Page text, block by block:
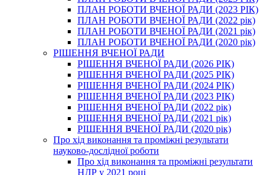
ПЛАН РОБОТИ ВЧЕНОЇ РАДИ (2023 РІК)
ПЛАН РОБОТИ ВЧЕНОЇ РАДИ (2022 рік)
ПЛАН РОБОТИ ВЧЕНОЇ РАДИ (2021 рік)
ПЛАН РОБОТИ ВЧЕНОЇ РАДИ (2020 рік)
РІШЕННЯ ВЧЕНОЇ РАДИ
РІШЕННЯ ВЧЕНОЇ РАДИ (2026 РІК)
РІШЕННЯ ВЧЕНОЇ РАДИ (2025 РІК)
РІШЕННЯ ВЧЕНОЇ РАДИ (2024 РІК)
РІШЕННЯ ВЧЕНОЇ РАДИ (2023 РІК)
РІШЕННЯ ВЧЕНОЇ РАДИ (2022 рік)
РІШЕННЯ ВЧЕНОЇ РАДИ (2021 рік)
РІШЕННЯ ВЧЕНОЇ РАДИ (2020 рік)
Про хід виконання та проміжні результати
науково-дослідної роботи
Про хід виконання та проміжні результати
НДР у 2021 році